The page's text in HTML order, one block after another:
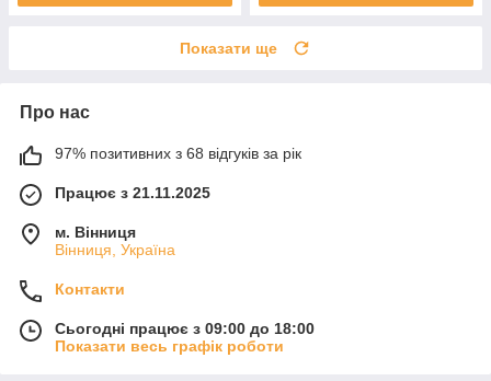
Показати ще
Про нас
97% позитивних з 68 відгуків за рік
Працює з 21.11.2025
м. Вінниця
Вінниця, Україна
Контакти
Сьогодні працює з 09:00 до 18:00
Показати весь графік роботи